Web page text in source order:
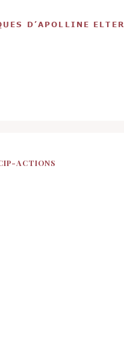
D’APOLLINE ELTER
ACTIONS